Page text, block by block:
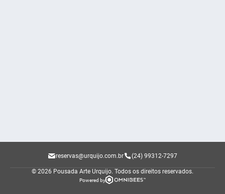
reservas@urquijo.com.br (24) 99312-7297
© 2026 Pousada Arte Urquijo. Todos os direitos reservados.
Powered by